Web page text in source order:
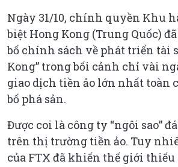
Ngày 31/10, chính quyền Khu
biệt Hong Kong (Trung Quốc)
bố chính sách về phát triển tài
Kong” trong bối cảnh chỉ vài
giao dịch tiền ảo lớn nhất toàn
bố phá sản.
Được coi là công ty “ngôi sao”
trên thị trường tiền ảo. Tuy
của FTX đã khiến thế giới